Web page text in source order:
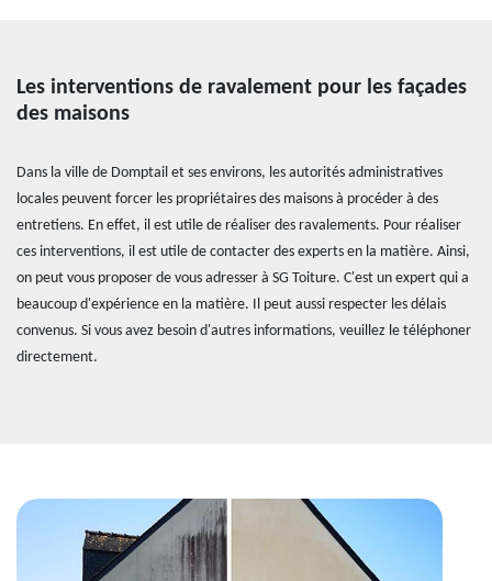
Les interventions de ravalement pour les façades
des maisons
Dans la ville de Domptail et ses environs, les autorités administratives
locales peuvent forcer les propriétaires des maisons à procéder à des
entretiens. En effet, il est utile de réaliser des ravalements. Pour réaliser
ces interventions, il est utile de contacter des experts en la matière. Ainsi,
on peut vous proposer de vous adresser à SG Toiture. C'est un expert qui a
beaucoup d'expérience en la matière. Il peut aussi respecter les délais
convenus. Si vous avez besoin d'autres informations, veuillez le téléphoner
directement.